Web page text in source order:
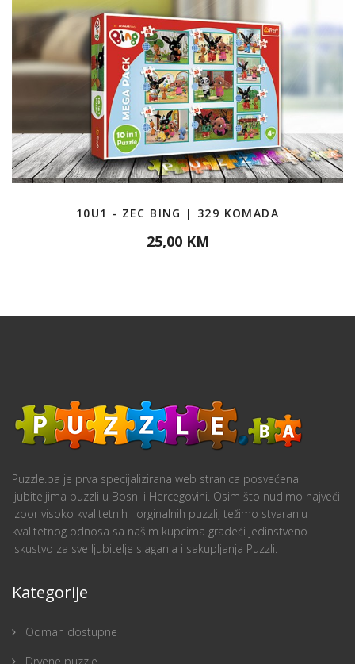
10U1 - ZEC BING | 329 KOMADA
25,00 KM
Puzzle.ba je prva specijalizirana web stranica posvećena
ljubiteljima puzzli u Bosni i Hercegovini. Osim što nudimo najveći
izbor visoko kvalitetnih i orginalnih puzzli, težimo stvaranju
kvalitetnog odnosa sa našim kupcima gradeći jedinstveno
iskustvo za sve ljubitelje slaganja i sakupljanja Puzzli.
Kategorije
Odmah dostupne